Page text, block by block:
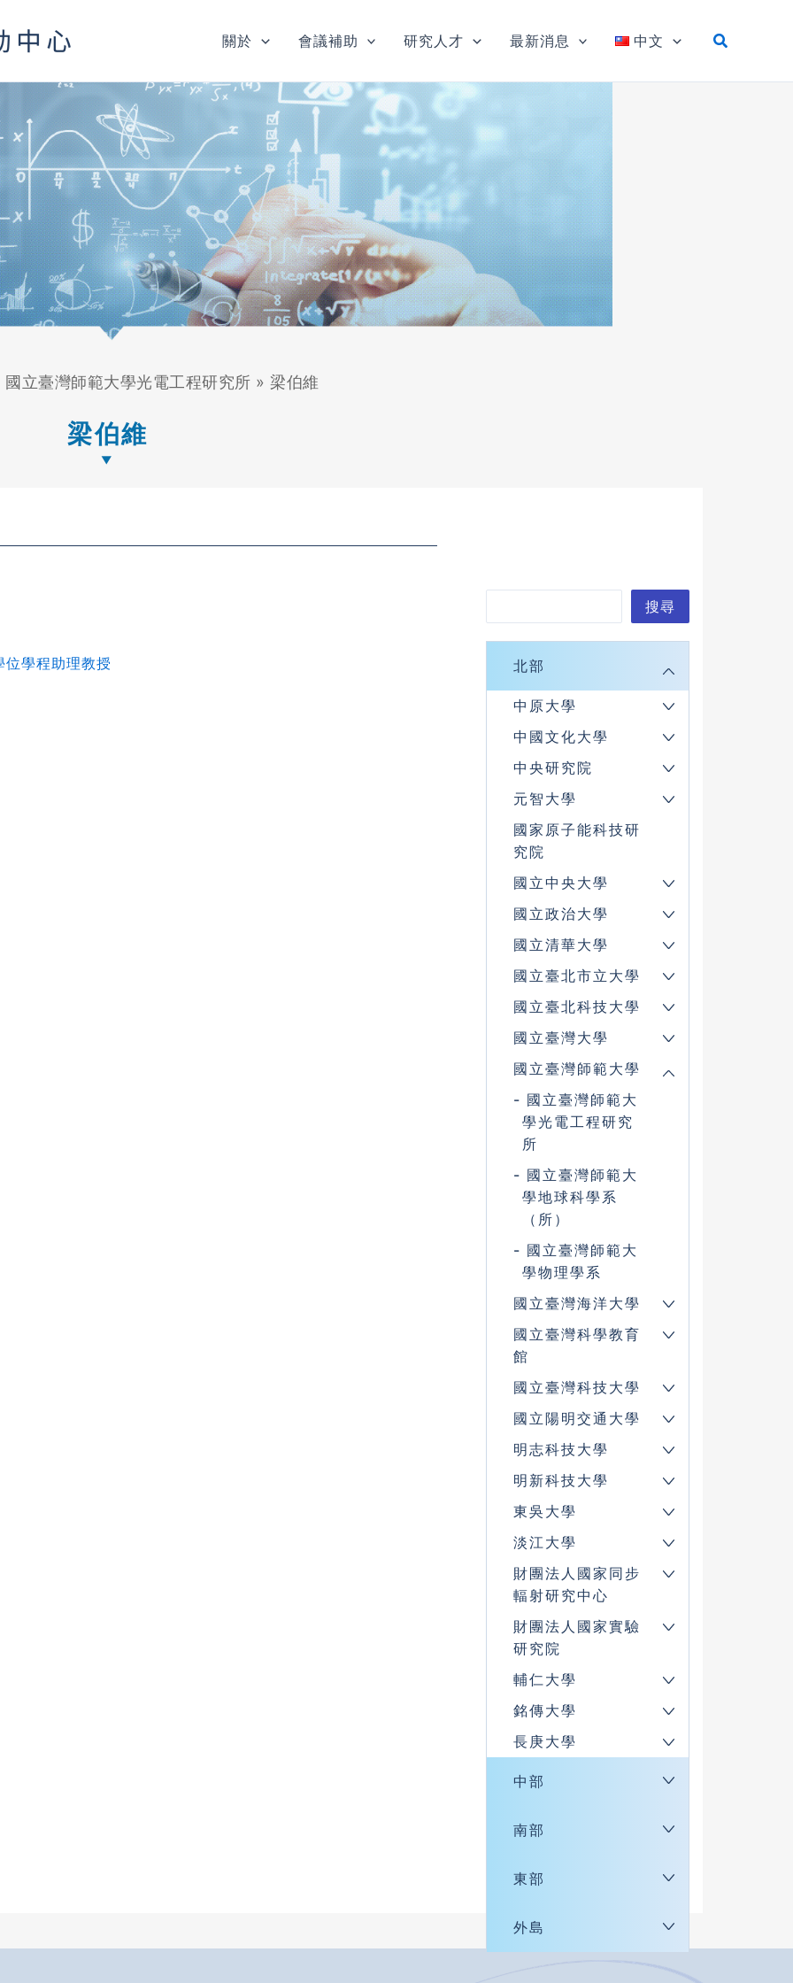
關於 會議補助 研究人才 最新消息 中文
國立臺灣師範大學光電工程研究所 » 梁伯維
梁伯維
學程助理教授
搜尋
北部
中原大學
中國文化大學
中央研究院
元智大學
國家原子能科技研
究院
國立中央大學
國立政治大學
國立清華大學
國立臺北市立大學
國立臺北科技大學
國立臺灣大學
國立臺灣師範大學
國立臺灣師範大
學光電工程研究
所
國立臺灣師範大
學地球科學系
（所）
國立臺灣師範大
學物理學系
國立臺灣海洋大學
國立臺灣科學教育
館
國立臺灣科技大學
國立陽明交通大學
明志科技大學
明新科技大學
東吳大學
淡江大學
財團法人國家同步
輻射研究中心
財團法人國家實驗
研究院
輔仁大學
銘傳大學
長庚大學
中部
南部
東部
外島